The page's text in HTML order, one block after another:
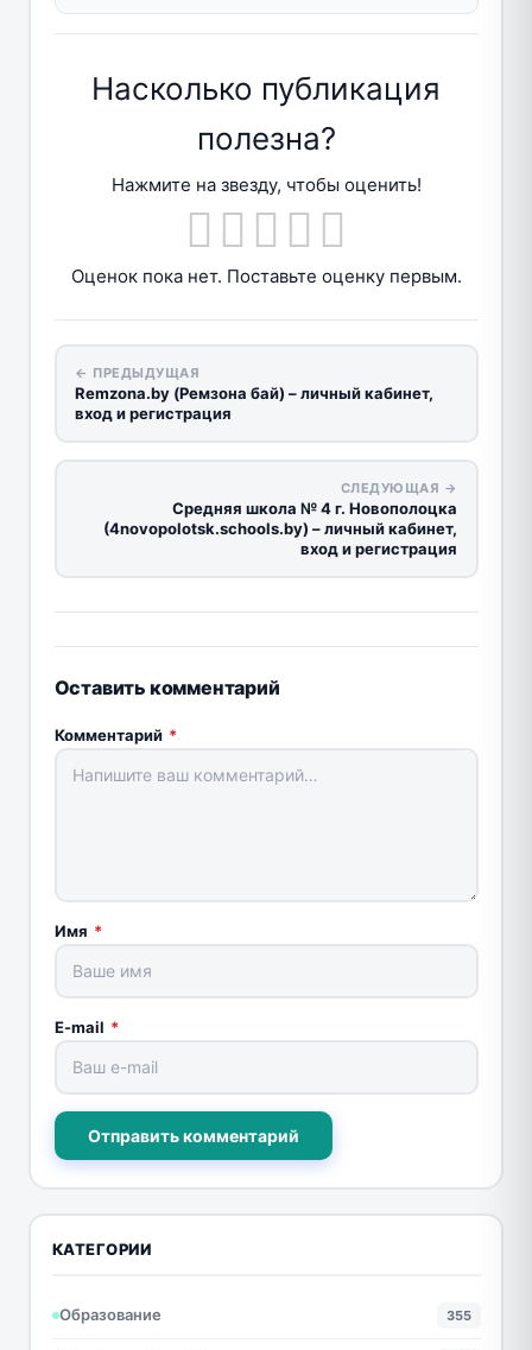
Насколько публикация
полезна?
Нажмите на звезду, чтобы оценить!
Оценок пока нет. Поставьте оценку первым.
← ПРЕДЫДУЩАЯ
Remzona.by (Ремзона бай) – личный кабинет,
вход и регистрация
СЛЕДУЮЩАЯ →
Средняя школа № 4 г. Новополоцка
(4novopolotsk.schools.by) – личный кабинет,
вход и регистрация
Оставить комментарий
Комментарий *
Имя *
E-mail *
Отправить комментарий
КАТЕГОРИИ
Образование 355